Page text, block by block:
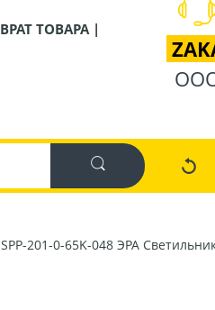
ТОВАРА |
SPP-201-0-65K-048 ЭРА